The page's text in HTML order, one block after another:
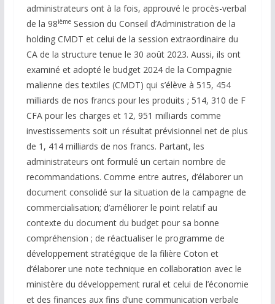
administrateurs ont à la fois, approuvé le procès-verbal
de la 98ièmeSession du Conseil d’Administration de la
holding CMDT et celui de la session extraordinaire du
CA de la structure tenue le 30 août 2023. Aussi, ils ont
examiné et adopté le budget 2024 de la Compagnie
malienne des textiles (CMDT) qui s’élève à 515, 454
milliards de nos francs pour les produits ; 514, 310 de F
CFA pour les charges et 12, 951 milliards comme
investissements soit un résultat prévisionnel net de plus
de 1, 414 milliards de nos francs. Partant, les
administrateurs ont formulé un certain nombre de
recommandations. Comme entre autres, d’élaborer un
document consolidé sur la situation de la campagne de
commercialisation; d’améliorer le point relatif au
contexte du document du budget pour sa bonne
compréhension ; de réactualiser le programme de
développement stratégique de la filière Coton et
d’élaborer une note technique en collaboration avec le
ministère du développement rural et celui de l’économie
et des finances aux fins d’une communication verbale